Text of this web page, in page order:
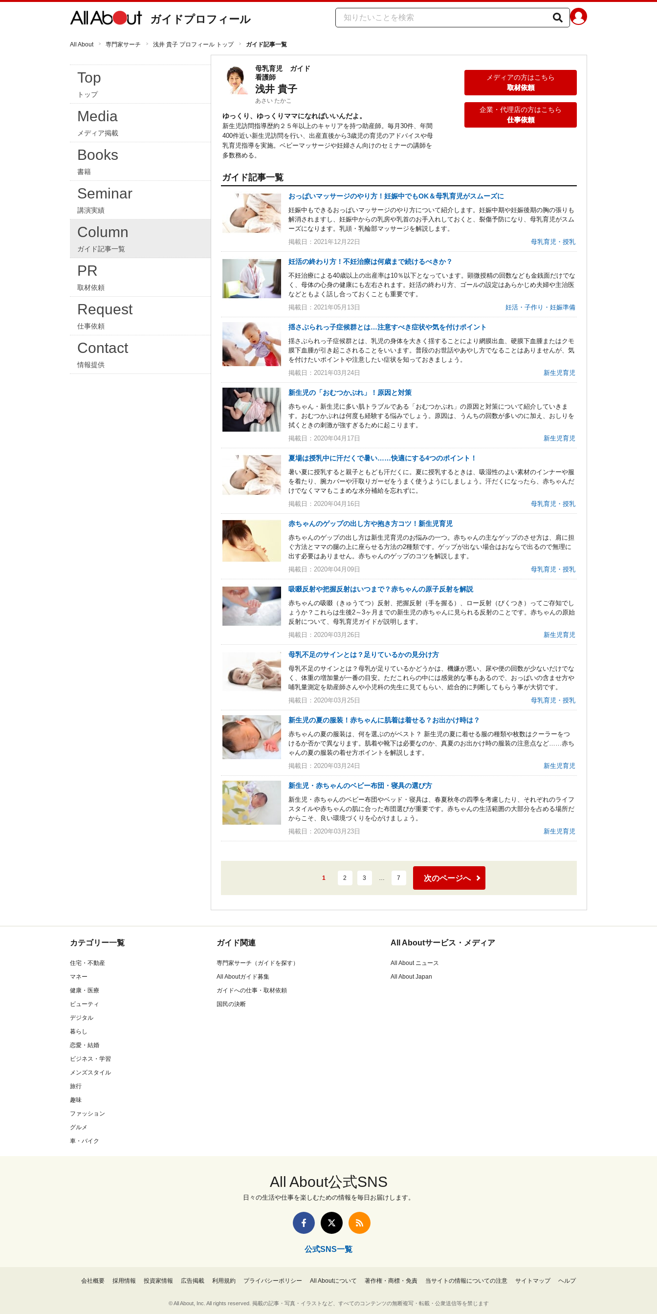
ガイドプロフィール
All About 専門家サーチ 浅井 貴子 プロフィール トップ ガイド記事一覧
Top
トップ
Media
メディア掲載
Books
書籍
Seminar
講演実績
Column
ガイド記事一覧
PR
取材依頼
Request
仕事依頼
Contact
情報提供
母乳育児
ガイド
看護師
浅井 貴子
あさい たかこ
ゆっくり、ゆっくりママになればいいんだよ。
新生児訪問指導歴約２５年以上のキャリアを持つ助産師。毎月30件、年間
400件近い新生児訪問を行い、出産直後から3歳児の育児のアドバイスや母
乳育児指導を実施。ベビーマッサージや妊婦さん向けのセミナーの講師を
多数務める。
メディアの方はこちら
取材依頼
企業・代理店の方はこちら
仕事依頼
ガイド記事一覧
おっぱいマッサージのやり方！妊娠中でもOK＆母乳育児がスムーズに
妊娠中もできるおっぱいマッサージのやり方について紹介します。妊娠中期や妊娠後期の胸の張りも
解消されますし、妊娠中からの乳房や乳首のお手入れしておくと、裂傷予防になり、母乳育児がスム
ーズになります。乳頭・乳輪部マッサージを解説します。
掲載日：2021年12月22日
母乳育児・授乳
妊活の終わり方！不妊治療は何歳まで続けるべきか？
不妊治療による40歳以上の出産率は10％以下となっています。顕微授精の回数なども金銭面だけでな
く、母体の心身の健康にも左右されます。妊活の終わり方、ゴールの設定はあらかじめ夫婦や主治医
などともよく話し合っておくことも重要です。
掲載日：2021年05月13日
妊活・子作り・妊娠準備
揺さぶられっ子症候群とは…注意すべき症状や気を付けポイント
揺さぶられっ子症候群とは、乳児の身体を大きく揺することにより網膜出血、硬膜下血腫またはクモ
膜下血腫が引き起こされることをいいます。普段のお世話やあやし方でなることはありませんが、気
を付けたいポイントや注意したい症状を知っておきましょう。
掲載日：2021年03月24日
新生児育児
新生児の「おむつかぶれ」！原因と対策
赤ちゃん・新生児に多い肌トラブルである「おむつかぶれ」の原因と対策について紹介していきま
す。おむつかぶれは何度も経験する悩みでしょう。原因は、うんちの回数が多いのに加え、おしりを
拭くときの刺激が強すぎるために起こります。
掲載日：2020年04月17日
新生児育児
夏場は授乳中に汗だくで暑い……快適にする4つのポイント！
暑い夏に授乳すると親子ともども汗だくに。夏に授乳するときは、吸湿性のよい素材のインナーや服
を着たり、腕カバーや汗取りガーゼをうまく使うようにしましょう。汗だくになったら、赤ちゃんだ
けでなくママもこまめな水分補給を忘れずに。
掲載日：2020年04月16日
母乳育児・授乳
赤ちゃんのゲップの出し方や抱き方コツ！新生児育児
赤ちゃんのゲップの出し方は新生児育児のお悩みの一つ。赤ちゃんの主なゲップのさせ方は、肩に担
ぐ方法とママの腿の上に座らせる方法の2種類です。ゲップが出ない場合はおならで出るので無理に
出す必要はありません。赤ちゃんのゲップのコツを解説します。
掲載日：2020年04月09日
母乳育児・授乳
吸啜反射や把握反射はいつまで？赤ちゃんの原子反射を解説
赤ちゃんの吸啜（きゅうてつ）反射、把握反射（手を握る）、ロー反射（びくつき）ってご存知でし
ょうか？これらは生後2～3ヶ月までの新生児の赤ちゃんに見られる反射のことです。赤ちゃんの原始
反射について、母乳育児ガイドが説明します。
掲載日：2020年03月26日
新生児育児
母乳不足のサインとは？足りているかの見分け方
母乳不足のサインとは？母乳が足りているかどうかは、機嫌が悪い、尿や便の回数が少ないだけでな
く、体重の増加量が一番の目安。ただこれらの中には感覚的な事もあるので、おっぱいの含ませ方や
哺乳量測定を助産師さんや小児科の先生に見てもらい、総合的に判断してもらう事が大切です。
掲載日：2020年03月25日
母乳育児・授乳
新生児の夏の服装！赤ちゃんに肌着は着せる？お出かけ時は？
赤ちゃんの夏の服装は、何を選ぶのがベスト？ 新生児の夏に着せる服の種類や枚数はクーラーをつ
けるか否かで異なります。肌着や靴下は必要なのか、真夏のお出かけ時の服装の注意点など……赤ち
ゃんの夏の服装の着せ方ポイントを解説します。
掲載日：2020年03月24日
新生児育児
新生児・赤ちゃんのベビー布団・寝具の選び方
新生児・赤ちゃんのベビー布団やベッド・寝具は、春夏秋冬の四季を考慮したり、それぞれのライフ
スタイルや赤ちゃんの肌に合った布団選びが重要です。赤ちゃんの生活範囲の大部分を占める場所だ
からこそ、良い環境づくりを心がけましょう。
掲載日：2020年03月23日
新生児育児
1 2 3 … 7 次のページへ
カテゴリー一覧
住宅・不動産
マネー
健康・医療
ビューティ
デジタル
暮らし
恋愛・結婚
ビジネス・学習
メンズスタイル
旅行
趣味
ファッション
グルメ
車・バイク
ガイド関連
専門家サーチ（ガイドを探す）
All Aboutガイド募集
ガイドへの仕事・取材依頼
国民の決断
All Aboutサービス・メディア
All About ニュース
All About Japan
All About公式SNS
日々の生活や仕事を楽しむための情報を毎日お届けします。
公式SNS一覧
会社概要 採用情報 投資家情報 広告掲載 利用規約 プライバシーポリシー All Aboutについて 著作権・商標・免責 当サイトの情報についての注意 サイトマップ ヘルプ
© All About, Inc. All rights reserved. 掲載の記事・写真・イラストなど、すべてのコンテンツの無断複写・転載・公衆送信等を禁じます